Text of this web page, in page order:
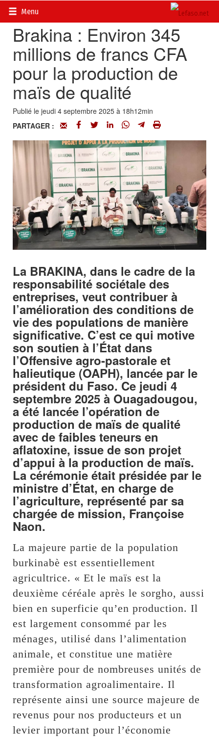
Menu
Accueil>
Brakina : Environ 345
millions de francs CFA
pour la production de
maïs de qualité
Publié le jeudi 4 septembre 2025 à 18h12min
PARTAGER :
La BRAKINA, dans le cadre de la
responsabilité sociétale des
entreprises, veut contribuer à
l’amélioration des conditions de
vie des populations de manière
significative. C’est ce qui motive
son soutien à l’État dans
l’Offensive agro-pastorale et
halieutique (OAPH), lancée par le
président du Faso. Ce jeudi 4
septembre 2025 à Ouagadougou,
a été lancée l’opération de
production de maïs de qualité
avec de faibles teneurs en
aflatoxine, issue de son projet
d’appui à la production de maïs.
La cérémonie était présidée par le
ministre d’État, en charge de
l’agriculture, représenté par sa
chargée de mission, Françoise
Naon.
La majeure partie de la population
burkinabè est essentiellement
agricultrice. « Et le maïs est la
deuxième céréale après le sorgho, aussi
bien en superficie qu’en production. Il
est largement consommé par les
ménages, utilisé dans l’alimentation
animale, et constitue une matière
première pour de nombreuses unités de
transformation agroalimentaire. Il
représente ainsi une source majeure de
revenus pour nos producteurs et un
levier important pour l’économie